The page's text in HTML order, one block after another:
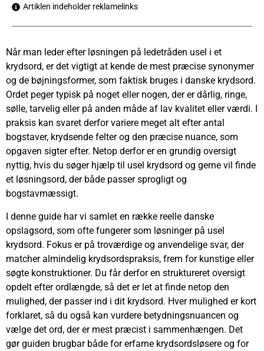
Artiklen indeholder reklamelinks
Når man leder efter løsningen på ledetråden usel i et
krydsord, er det vigtigt at kende de mest præcise synonymer
og de bøjningsformer, som faktisk bruges i danske krydsord.
Ordet peger typisk på noget eller nogen, der er dårlig, ringe,
sølle, tarvelig eller på anden måde af lav kvalitet eller værdi. I
praksis kan svaret derfor variere meget alt efter antal
bogstaver, krydsende felter og den præcise nuance, som
opgaven sigter efter. Netop derfor er en grundig oversigt
nyttig, hvis du søger hjælp til usel krydsord og gerne vil finde
et løsningsord, der både passer sprogligt og
bogstavmæssigt.
I denne guide har vi samlet en række reelle danske
opslagsord, som ofte fungerer som løsninger på usel
krydsord. Fokus er på troværdige og anvendelige svar, der
matcher almindelig krydsordspraksis, frem for kunstige eller
søgte konstruktioner. Du får derfor en struktureret oversigt
opdelt efter ordlængde, så det er let at finde netop den
mulighed, der passer ind i dit krydsord. Hver mulighed er kort
forklaret, så du også kan vurdere betydningsnuancen og
vælge det ord, der er mest præcist i sammenhængen. Det
gør guiden brugbar både for erfarne krydsordsløsere og for